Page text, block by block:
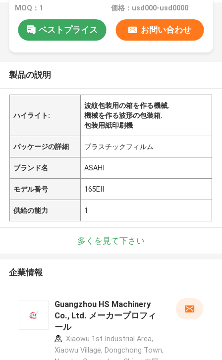
MOQ：1 価格：usd000-usd0000
ベストプライス お問い合わせ
製品の説明
ハイライト:
波紋包装用の箱を作る機械,
機械を作る波形の包装箱,
包装用紙印刷機
パッケージの詳細 プラスチックフィルム
ブランド名 ASAHI
モデル番号 165EII
供給の能力 1
多くを見て下さい
企業情報
Guangzhou HS Machinery
Co., Ltd. メーカープロフィ
ール
Xiaowu 1st Industrial Area,
Xiaowu Village, Dongchong Town,